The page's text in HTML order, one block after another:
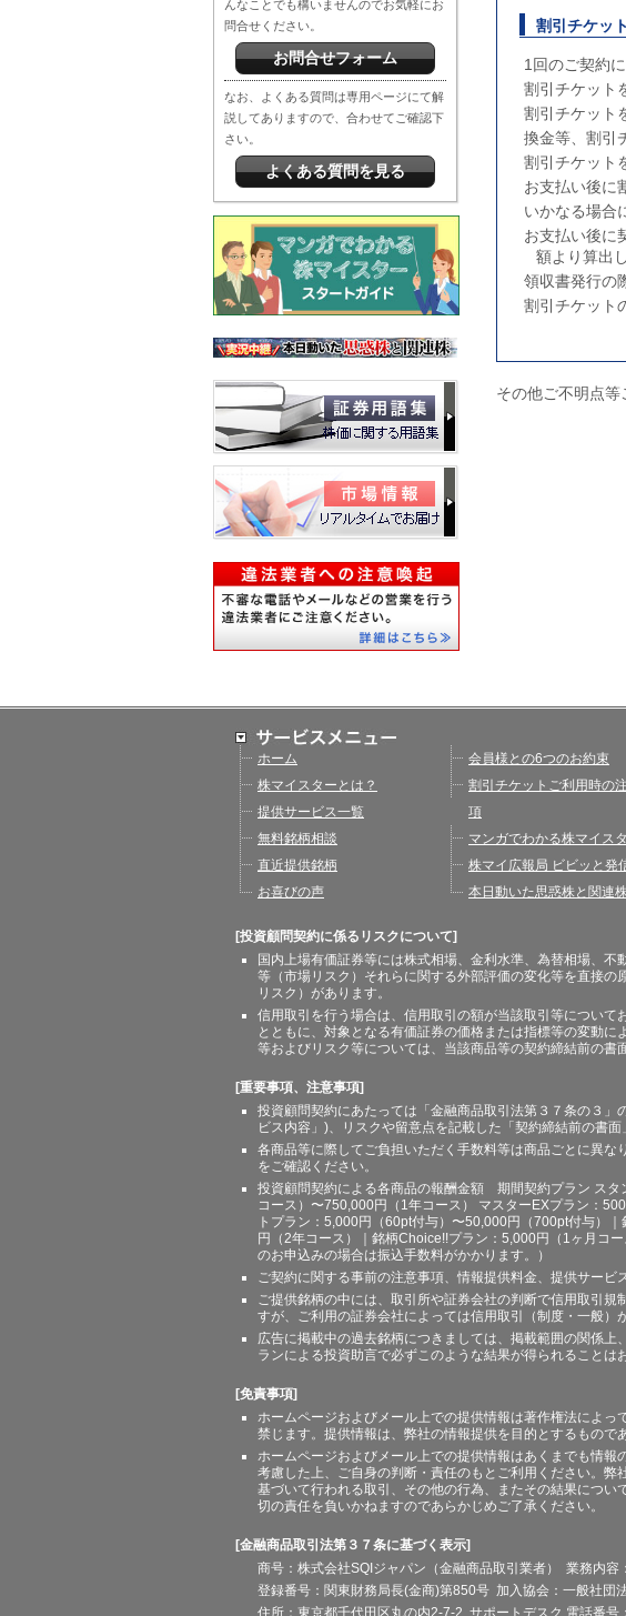
んなことでも構いませんのでお気軽にお
問合せください。
お問合せフォーム
なお、よくある質問は専用ページにて解
説してありますので、合わせてご確認下
さい。
よくある質問を見る
割引チケッ
1回のご契約
割引チケット
割引チケット
換金等、割引
割引チケット
お支払い後に
いかなる場合
お支払い後に
額より算出
領収書発行の
割引チケット
その他ご不明点等
ホーム
株マイスターとは？
提供サービス一覧
無料銘柄相談
直近提供銘柄
お喜びの声
会員様との6つのお約束
割引チケットご利用時の
項
マンガでわかる株マイス
株マイ広報局 ビビッと発
本日動いた思惑株と関連
[投資顧問契約に係るリスクについて]
国内上場有価証券等には株式相場、金利水準、為替相場、
等（市場リスク）それらに関する外部評価の変化等を直接
リスク）があります。
信用取引を行う場合は、信用取引の額が当該取引等につい
とともに、対象となる有価証券の価格または指標等の変動
等およびリスク等については、当該商品等の契約締結前の書
[重要事項、注意事項]
投資顧問契約にあたっては「金融商品取引法第３７条の３
ビス内容」)、リスクや留意点を記載した「契約締結前の書
各商品等に際してご負担いただく手数料等は商品ごとに異
をご確認ください。
投資顧問契約による各商品の報酬金額 期間契約プラン ス
コース）〜750,000円（1年コース） マスターEXプラン：
トプラン：5,000円（60pt付与）〜50,000円（700pt付与）
円（2年コース）｜銘柄Choice!!プラン：5,000円（1ヶ月コ
のお申込みの場合は振込手数料がかかります。）
ご契約に関する事前の注意事項、情報提供料金、提供サービ
ご提供銘柄の中には、取引所や証券会社の判断で信用取引
すが、ご利用の証券会社によっては信用取引（制度・一般）
広告に掲載中の過去銘柄につきましては、掲載範囲の関係
ランによる投資助言で必ずこのような結果が得られることは
[免責事項]
ホームページおよびメール上での提供情報は著作権法によ
禁じます。提供情報は、弊社の情報提供を目的とするもので
ホームページおよびメール上での提供情報はあくまでも情
考慮した上、ご自身の判断・責任のもとご利用ください。
基づいて行われる取引、その他の行為、またその結果につ
切の責任を負いかねますのであらかじめご了承ください。
[金融商品取引法第３７条に基づく表示]
商号：株式会社SQIジャパン（金融商品取引業者） 業務内容
登録番号：関東財務局長(金商)第850号 加入協会：一般社
住所：東京都千代田区丸の内2-7-2 サポートデスク 電話番